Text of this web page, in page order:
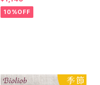
10%OFF